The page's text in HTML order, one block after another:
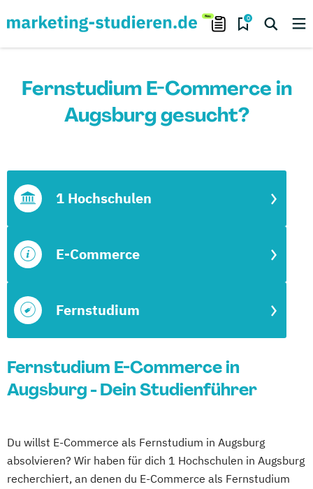
0
Fernstudium E-Commerce in
Augsburg gesucht?
Fernstudium
E-Commerce
1 Hochschulen
Fernstudium E-Commerce in
Augsburg - Dein Studienführer
Du willst E-Commerce als Fernstudium in Augsburg
absolvieren? Wir haben für dich 1 Hochschulen in Augsburg
recherchiert, an denen du E-Commerce als Fernstudium